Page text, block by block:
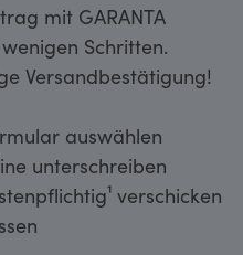
mit GARANTA
Schritten.
Versandbestätigung!
auswählen
unterschreiben
verschicken